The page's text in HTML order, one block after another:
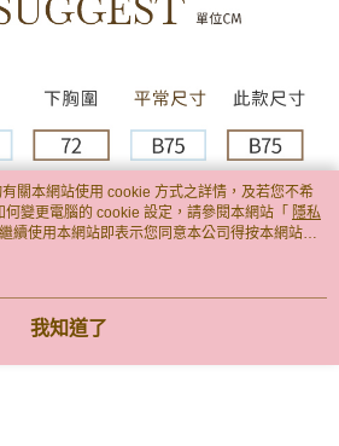
關本網站使用 cookie 方式之詳情，及若您不希
變更電腦的 cookie 設定，請參閱本網站「 隱私
續使用本網站即表示您同意本公司得按本網站使
。
我知道了